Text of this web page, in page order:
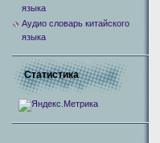
языка
Аудио словарь китайского
языка
Статистика